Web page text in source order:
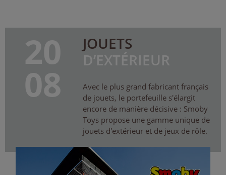
20
08
JOUETS
D’EXTÉRIEUR
Avec le plus grand fabricant français
de jouets, le portefeuille s'élargit
encore de manière décisive : Smoby
Toys propose une gamme unique de
jouets d'extérieur et de jeux de rôle.